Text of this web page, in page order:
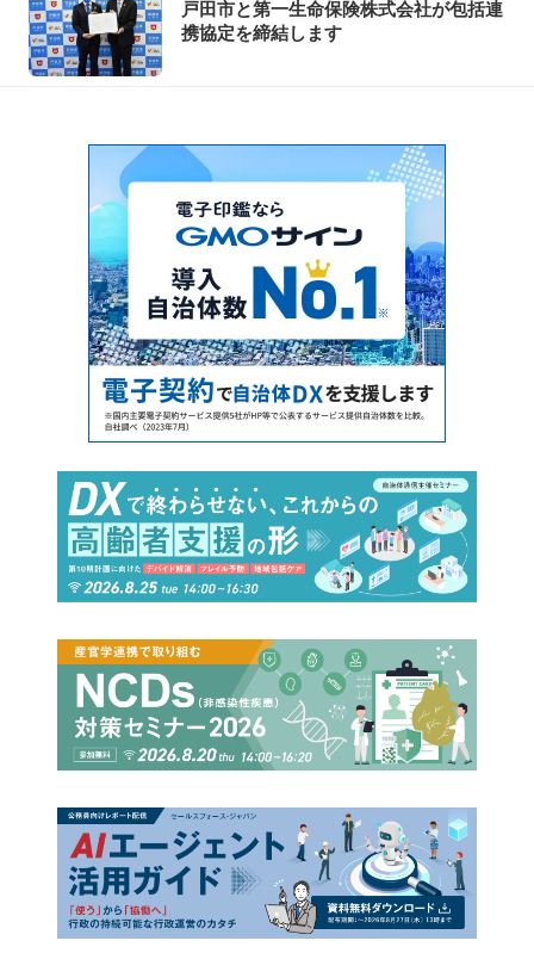
戸田市と第一生命保険株式会社が包括連
携協定を締結します